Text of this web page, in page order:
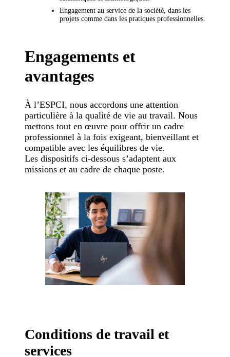
Engagement au service de la société, dans les
projets comme dans les pratiques professionnelles.
Engagements et
avantages
À l’ESPCI, nous accordons une attention
particulière à la qualité de vie au travail. Nous
mettons tout en œuvre pour offrir un cadre
professionnel à la fois exigeant, bienveillant et
compatible avec les équilibres de vie.
Les dispositifs ci-dessous s’adaptent aux
missions et au cadre de chaque poste.
Conditions de travail et
services